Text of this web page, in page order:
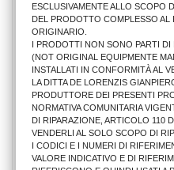
ESCLUSIVAMENTE ALLO SCOPO
DEL PRODOTTO COMPLESSO
ORIGINARIO.
I PRODOTTI NON SONO PARTI
(NOT ORIGINAL EQUIPMENTE
INSTALLATI IN CONFORMITÀ AL
LA DITTA DE LORENZIS
PRODUTTORE DEI PRESENTI
NORMATIVA COMUNITARIA
DI RIPARAZIONE, ARTICOLO 110
VENDERLI AL SOLO SCOPO DI
I CODICI E I NUMERI DI
VALORE INDICATIVO E DI